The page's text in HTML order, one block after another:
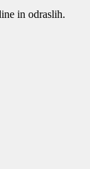
in odraslih.